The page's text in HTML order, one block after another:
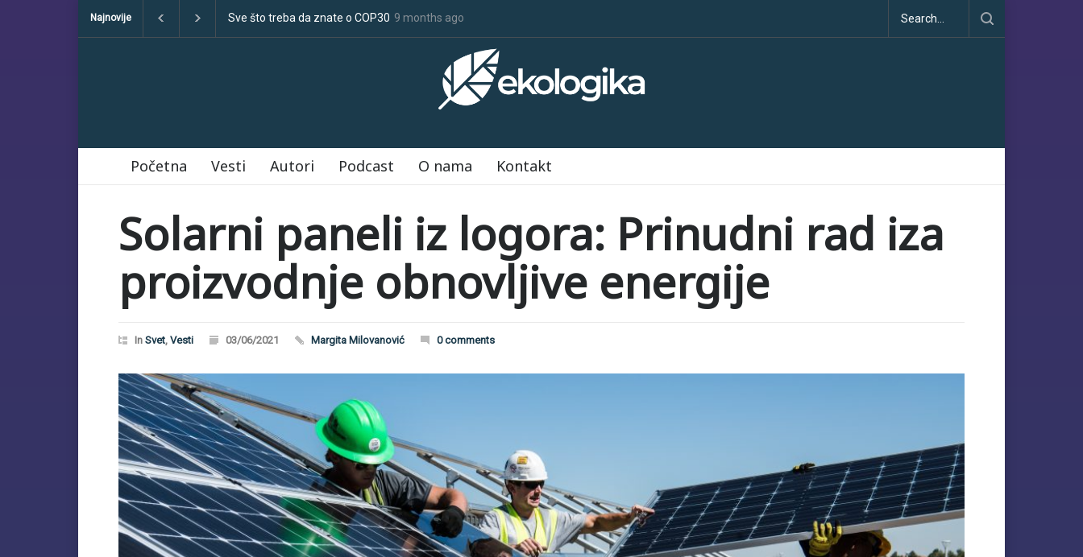
Najnovije
Sve što treba da znate o COP30 Klimatske dezinformacije u porastu uoči COP30
Početna Vesti Autori Podcast O nama Kontakt
Solarni paneli iz logora: Prinudni rad iza
proizvodnje obnovljive energije
In Svet, Vesti 03/06/2021 Margita Milovanović 0 comments